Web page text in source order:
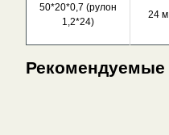
50*20*0,7 (рулон
1,2*24)
24 м